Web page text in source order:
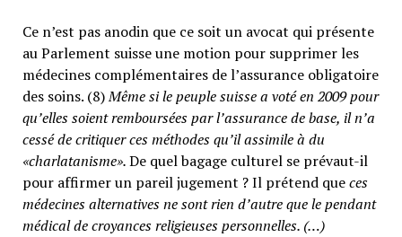
Ce n’est pas anodin que ce soit un avocat qui présente
au Parlement suisse une motion pour supprimer les
médecines complémentaires de l’assurance obligatoire
des soins. (8)Même si le peuple suisse a voté en 2009 pour
qu’elles soient remboursées par l’assurance de base, il n’a
cessé de critiquer ces méthodes qu’il assimile à du
«charlatanisme».De quel bagage culturel se prévaut-il
pour affirmer un pareil jugement ? Il prétend queces
médecines alternatives ne sont rien d’autre que le pendant
médical de croyances religieuses personnelles. (…)